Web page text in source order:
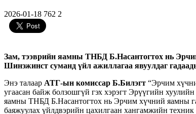
2026-01-18 762 2
Зам, тээврийн яамны ТНБД Б.Насантогтох нь
Шинэжинст суманд үйл ажиллагаа явуулдаг
Энэ талаар АТГ-ын комиссар Б.Билэгт “Эрчим
угаасан байж болзошгүй гэх хэрэгт Эрүүгийн
яамны ТНБД Б.Насантогтох нь Эрчим хүчний яамны
баяжуулах үйлдвэрийн цахилгаан хангамжийн